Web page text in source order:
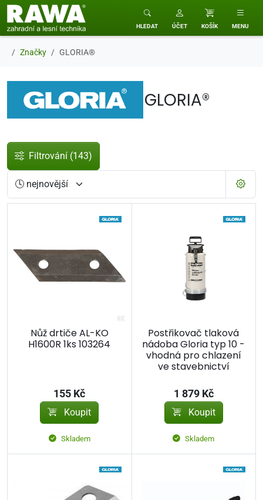
RAWA zahradní a lesní technika
HLEDAT ÚČET KOŠÍK MENU
Značky GLORIA®
GLORIA®
Filtrování (143)
Nůž drtiče AL-KO
H1600R 1ks 103264
155 Kč
Koupit
Skladem
Postřikovač tlaková
nádoba Gloria typ 10 -
vhodná pro chlazení
ve stavebnictví
1 879 Kč
Koupit
Skladem